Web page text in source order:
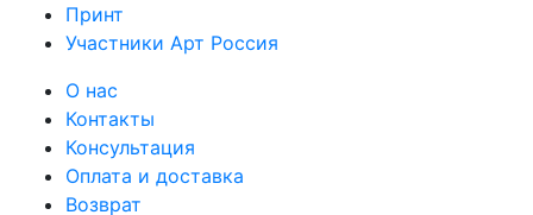
Принт
Участники Арт Россия
О нас
Контакты
Консультация
Оплата и доставка
Возврат